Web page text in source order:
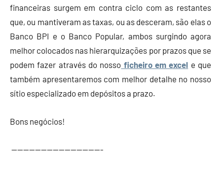
financeiras surgem em contra ciclo com as restantes
que, ou mantiveram as taxas, ou as desceram, são elas o
Banco BPI e o Banco Popular, ambos surgindo agora
melhor colocados nas hierarquizações por prazos que se
podem fazer através do nosso ficheiro em excel e que
também apresentaremos com melhor detalhe no nosso
sítio especializado em depósitos a prazo.
Bons negócios!
———————————————-